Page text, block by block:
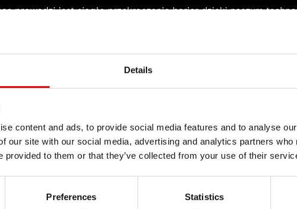
Details
content and ads, to provide social media features and to analyse
our site with our social media, advertising and analytics partners
provided to them or that they’ve collected from your use of their
Preferences Statistics
prowadzi jest ciągłe przekraczanie barier dzięki naszym